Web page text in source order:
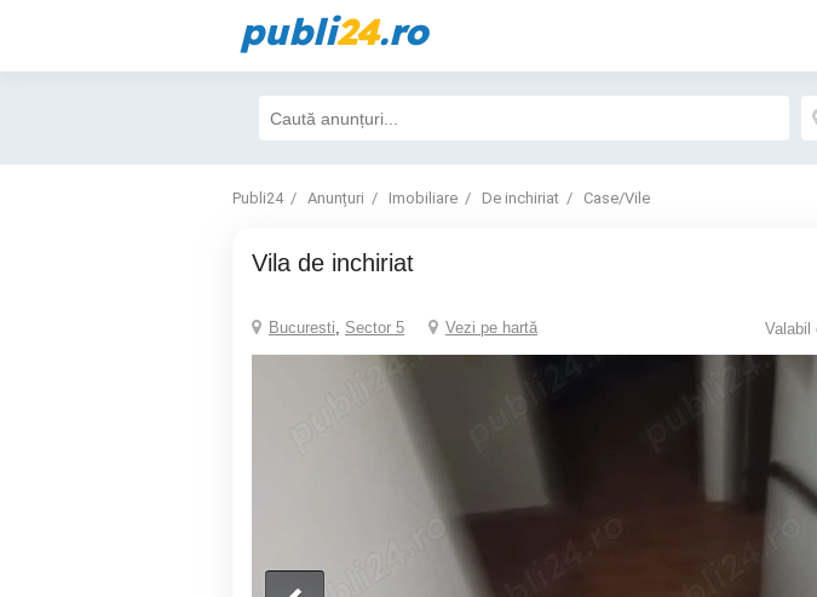
publi24.ro
Publi24 Anunțuri Imobiliare De inchiriat Case/Vile
vila de inchiriat
Bucuresti, Sector 5 Vezi pe hartă Valabil